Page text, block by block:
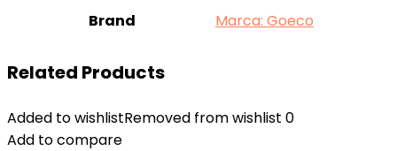
Brand Marca: Goeco
Related Products
Added to wishlistRemoved from wishlist 0
Add to compare